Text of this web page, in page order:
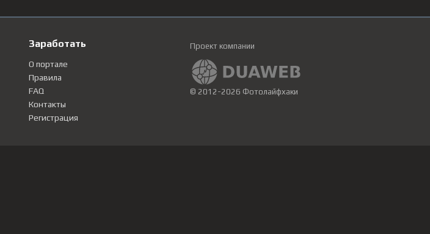
Заработать
О портале
Правила
FAQ
Контакты
Регистрация
Проект компании
© 2012-2026 Фотолайфхаки